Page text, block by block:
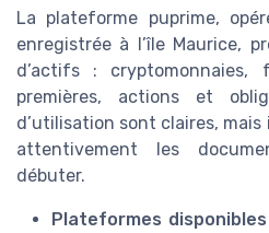
La plateforme puprime,
enregistrée à l’île Maurice,
d’actifs : cryptomonnaies,
premières, actions et
d’utilisation sont claires,
attentivement les
débuter.
Plateformes disponibles